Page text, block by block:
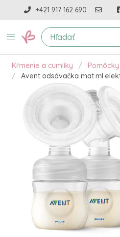
+421 917 162 690
Kŕmenie a cumlíky
Avent odsávačka